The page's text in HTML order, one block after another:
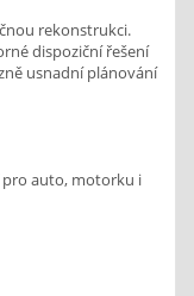
rekonstrukci.
dispoziční řešení
usnadní plánování
pro auto, motorku i